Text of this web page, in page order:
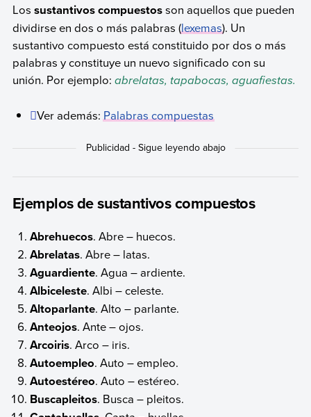
Los sustantivos compuestosson aquellos que pueden
dividirse en dos o más palabras (lexemas). Un
sustantivo compuesto está constituido por dos o más
palabras y constituye un nuevo significado con su
unión. Por ejemplo: abrelatas, tapabocas, aguafiestas.
Ver además:Palabras compuestas
Ejemplos de sustantivos compuestos
Abrehuecos. Abre – huecos.
Abrelatas. Abre – latas.
Aguardiente. Agua – ardiente.
Albiceleste. Albi – celeste.
Altoparlante. Alto – parlante.
Anteojos. Ante – ojos.
Arcoiris. Arco – iris.
Autoempleo. Auto – empleo.
Autoestéreo. Auto – estéreo.
Buscapleitos. Busca – pleitos.